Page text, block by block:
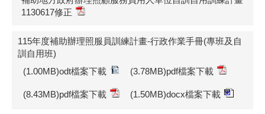
1130617修正
115年度補助辦理照服員訓練計畫-行政作業手冊(專班及自
訓自用班)
(1.00MB)odt檔案下載
(3.78MB)pdf檔案下載
(8.43MB)pdf檔案下載 (1.50MB)docx檔案下載